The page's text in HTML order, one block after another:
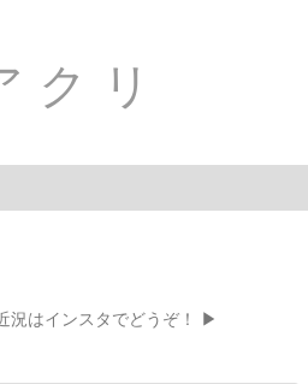
クリ
況はインスタでどうぞ！ ▶